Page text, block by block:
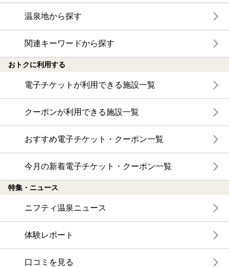
温泉地から探す
関連キーワードから探す
おトクに利用する
電子チケットが利用できる施設一覧
クーポンが利用できる施設一覧
おすすめ電子チケット・クーポン一覧
今月の新着電子チケット・クーポン一覧
特集・ニュース
ニフティ温泉ニュース
体験レポート
口コミを見る